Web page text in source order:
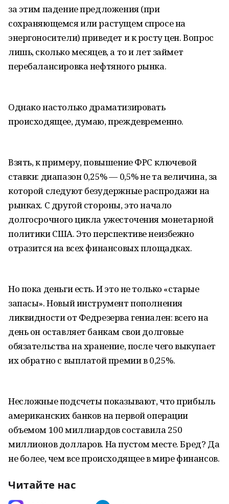
за этим падение предложения (при
сохраняющемся или растущем спросе на
энергоносители) приведет и к росту цен. Вопрос
лишь, сколько месяцев, а то и лет займет
перебалансировка нефтяного рынка.
Однако настолько драматизировать
происходящее, думаю, преждевременно.
Взять, к примеру, повышение ФРС ключевой
ставки: диапазон 0,25% — 0,5% не та величина, за
которой следуют безудержные распродажи на
рынках. С другой стороны, это начало
долгосрочного цикла ужесточения монетарной
политики США. Это перспективе неизбежно
отразится на всех финансовых площадках.
Но пока деньги есть. И это не только «старые
запасы». Новый инструмент пополнения
ликвидности от Федрезерва гениален: всего на
день он оставляет банкам свои долговые
обязательства на хранение, после чего выкупает
их обратно с выплатой премии в 0,25%.
Несложные подсчеты показывают, что прибыль
американских банков на первой операции
объемом 100 миллиардов составила 250
миллионов долларов. На пустом месте. Бред? Да
не более, чем все происходящее в мире финансов.
Читайте нас